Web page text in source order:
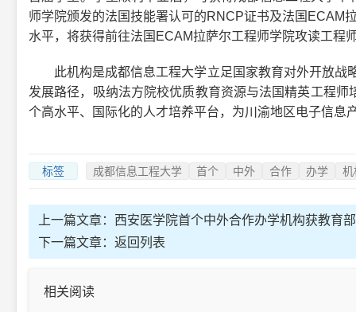
师学院颁发的法国技能署认可的RNCP证书及法国ECAM
水平，将获得前往法国ECAM拉萨尔工程师学院攻读工程
此机构是成都信息工程大学立足国家教育对外开放战略
发展路径，吸纳法方院校优质教育资源与法国精英工程
个高水平、国际化的人才培养平台，为川渝地区电子信息
标签 成都信息工程大学 首个 中外 合作 办学 机
上一篇文章： 西安医学院首个中外合作办学机构获教育
下一篇文章： 返回列表
相关阅读